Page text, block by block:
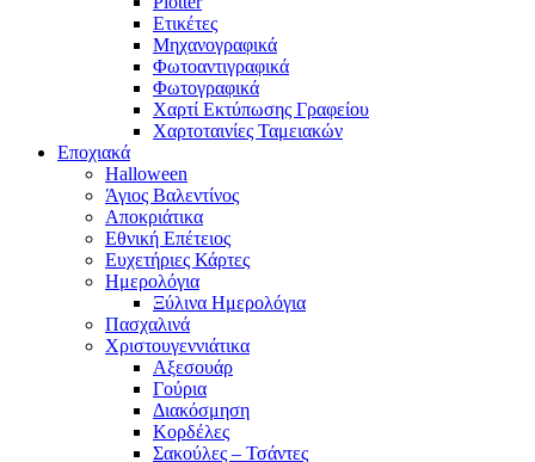
Ετικέτες
Μηχανογραφικά
Φωτοαντιγραφικά
Φωτογραφικά
Χαρτί Εκτύπωσης Γραφείου
Χαρτοταινίες Ταμειακών
Εποχιακά
Halloween
Άγιος Βαλεντίνος
Αποκριάτικα
Εθνική Επέτειος
Ευχετήριες Κάρτες
Ημερολόγια
Ξύλινα Ημερολόγια
Πασχαλινά
Χριστουγεννιάτικα
Αξεσουάρ
Γούρια
Διακόσμηση
Κορδέλες
Σακούλες – Τσάντες